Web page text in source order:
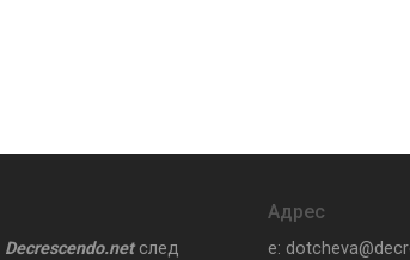
Decrescendo.net след
Адрес
e: